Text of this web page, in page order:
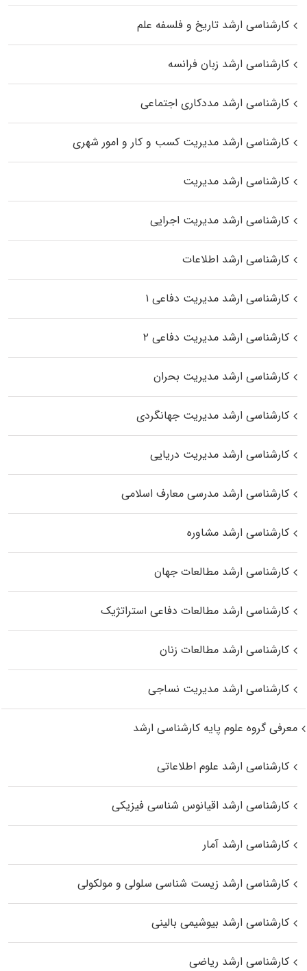
کارشناسی ارشد تاریخ و فلسفه علم
کارشناسی ارشد زبان فرانسه
کارشناسی ارشد مددکاری اجتماعی
کارشناسی ارشد مدیریت کسب و کار و امور شهری
کارشناسی ارشد مدیریت
کارشناسی ارشد مدیریت اجرایی
کارشناسی ارشد اطلاعات
کارشناسی ارشد مدیریت دفاعی ۱
کارشناسی ارشد مدیریت دفاعی ۲
کارشناسی ارشد مدیریت بحران
کارشناسی ارشد مدیریت جهانگردی
کارشناسی ارشد مدیریت دریایی
کارشناسی ارشد مدرسی معارف اسلامی
کارشناسی ارشد مشاوره
کارشناسی ارشد مطالعات جهان
کارشناسی ارشد مطالعات دفاعی استراتژیک
کارشناسی ارشد مطالعات زنان
کارشناسی ارشد مدیریت نساجی
معرفی گروه علوم پایه کارشناسی ارشد
کارشناسی ارشد علوم اطلاعاتی
کارشناسی ارشد اقیانوس‌ شناسی فیزیکی
کارشناسی ارشد آمار
کارشناسی ارشد زیست شناسی سلولی و مولکولی
کارشناسی ارشد بیوشیمی بالینی
کارشناسی ارشد ریاضی